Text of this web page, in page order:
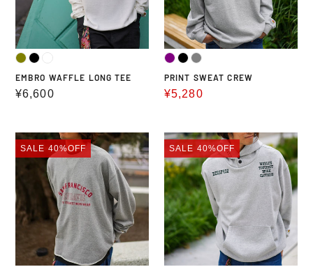
EMBRO WAFFLE LONG TEE
通
格
¥6,600
PRINT SWEAT CREW
販
格
¥5,280
PRINT
SWEAT
CREW
SALE 40%OFF
SWEAT
HOODIE
SALE 40%OFF